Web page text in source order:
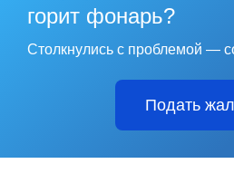
горит фонарь?
Столкнулись с проблемой —
Подать